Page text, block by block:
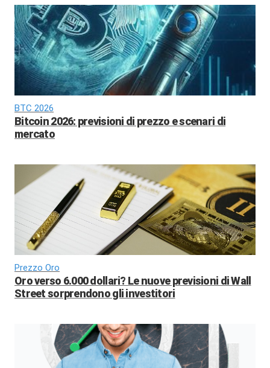
BTC 2026
Bitcoin 2026: previsioni di prezzo e scenari di
mercato
Prezzo Oro
Oro verso 6.000 dollari? Le nuove previsioni di Wall
Street sorprendono gli investitori